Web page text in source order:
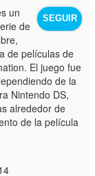
SEGUIR
un
de
de películas de
El juego fue
de la
Nintendo DS,
alrededor de
de la película